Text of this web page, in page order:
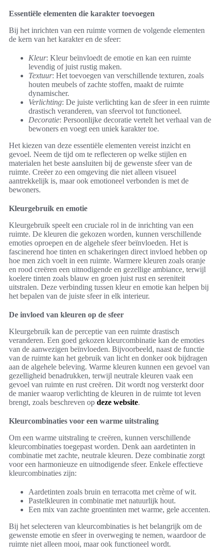
Essentiële elementen die karakter toevoegen
Bij het inrichten van een ruimte vormen de volgende elementen
de kern van het karakter en de sfeer:
Kleur: Kleur beïnvloedt de emotie en kan een ruimte
levendig of juist rustig maken.
Textuur: Het toevoegen van verschillende texturen, zoals
houten meubels of zachte stoffen, maakt de ruimte
dynamischer.
Verlichting: De juiste verlichting kan de sfeer in een ruimte
drastisch veranderen, van sfeervol tot functioneel.
Decoratie: Persoonlijke decoratie vertelt het verhaal van de
bewoners en voegt een uniek karakter toe.
Het kiezen van deze essentiële elementen vereist inzicht en
gevoel. Neem de tijd om te reflecteren op welke stijlen en
materialen het beste aansluiten bij de gewenste sfeer van de
ruimte. Creëer zo een omgeving die niet alleen visueel
aantrekkelijk is, maar ook emotioneel verbonden is met de
bewoners.
Kleurgebruik en emotie
Kleurgebruik speelt een cruciale rol in de inrichting van een
ruimte. De kleuren die gekozen worden, kunnen verschillende
emoties oproepen en de algehele sfeer beïnvloeden. Het is
fascinerend hoe tinten en schakeringen direct invloed hebben op
hoe men zich voelt in een ruimte. Warmere kleuren zoals oranje
en rood creëren een uitnodigende en gezellige ambiance, terwijl
koelere tinten zoals blauw en groen juist rust en sereniteit
uitstralen. Deze verbinding tussen kleur en emotie kan helpen bij
het bepalen van de juiste sfeer in elk interieur.
De invloed van kleuren op de sfeer
Kleurgebruik kan de perceptie van een ruimte drastisch
veranderen. Een goed gekozen kleurcombinatie kan de emoties
van de aanwezigen beïnvloeden. Bijvoorbeeld, naast de functie
van de ruimte kan het gebruik van licht en donker ook bijdragen
aan de algehele beleving. Warme kleuren kunnen een gevoel van
gezelligheid benadrukken, terwijl neutrale kleuren vaak een
gevoel van ruimte en rust creëren. Dit wordt nog versterkt door
de manier waarop verlichting de kleuren in de ruimte tot leven
brengt, zoals beschreven op deze website.
Kleurcombinaties voor een warme uitstraling
Om een warme uitstraling te creëren, kunnen verschillende
kleurcombinaties toegepast worden. Denk aan aardetinten in
combinatie met zachte, neutrale kleuren. Deze combinatie zorgt
voor een harmonieuze en uitnodigende sfeer. Enkele effectieve
kleurcombinaties zijn:
Aardetinten zoals bruin en terracotta met crème of wit.
Pastelkleuren in combinatie met natuurlijk hout.
Een mix van zachte groentinten met warme, gele accenten.
Bij het selecteren van kleurcombinaties is het belangrijk om de
gewenste emotie en sfeer in overweging te nemen, waardoor de
ruimte niet alleen mooi, maar ook functioneel wordt.